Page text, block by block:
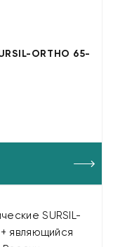
ORTHO 65-